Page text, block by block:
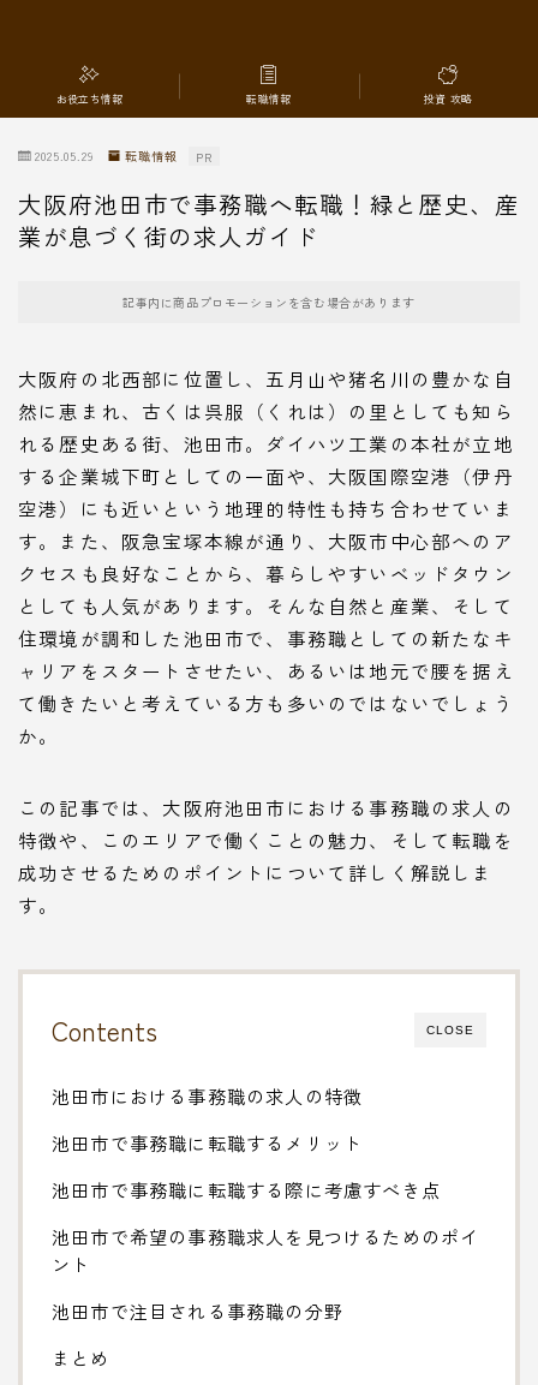
お役立ち情報 転職情報 投資 攻略
2025.05.29 転職情報 PR
大阪府池田市で事務職へ転職！緑と歴史、産
業が息づく街の求人ガイド
記事内に商品プロモーションを含む場合があります
大阪府の北西部に位置し、五月山や猪名川の豊かな自
然に恵まれ、古くは呉服（くれは）の里としても知ら
れる歴史ある街、池田市。ダイハツ工業の本社が立地
する企業城下町としての一面や、大阪国際空港（伊丹
空港）にも近いという地理的特性も持ち合わせていま
す。また、阪急宝塚本線が通り、大阪市中心部へのア
クセスも良好なことから、暮らしやすいベッドタウン
としても人気があります。そんな自然と産業、そして
住環境が調和した池田市で、事務職としての新たなキ
ャリアをスタートさせたい、あるいは地元で腰を据え
て働きたいと考えている方も多いのではないでしょう
か。
この記事では、大阪府池田市における事務職の求人の
特徴や、このエリアで働くことの魅力、そして転職を
成功させるためのポイントについて詳しく解説しま
す。
CLOSE
Contents
池田市における事務職の求人の特徴
池田市で事務職に転職するメリット
池田市で事務職に転職する際に考慮すべき点
池田市で希望の事務職求人を見つけるためのポイ
ント
池田市で注目される事務職の分野
まとめ